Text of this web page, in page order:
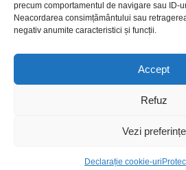
precum comportamentul de navigare sau ID-
Neacordarea consimțământului sau
negativ anumite caracteristici și funcții.
Accept
Refuz
Vezi preferințe
Declarație cookie-uri
Utile
Declarație
Contact
Ro Image